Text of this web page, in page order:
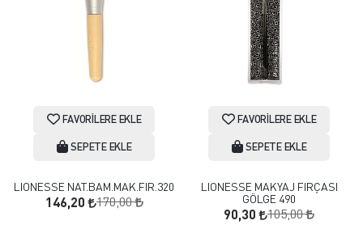
FAVORILERE EKLE
SEPETE EKLE
LIONESSE NAT.BAM.MAK.FIR.320
146,20 170,00
FAVORILERE EKLE
SEPETE EKLE
LIONESSE MAKYAJ FIRÇASI
GÖLGE 490
90,30 105,00